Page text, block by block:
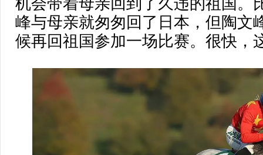
峰与母亲就匆匆回了日本，但陶文
候再回祖国参加一场比赛。很快，